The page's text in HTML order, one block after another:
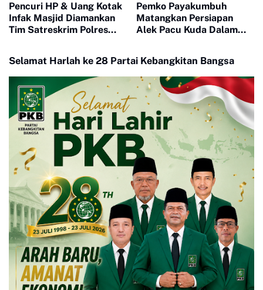
Pencuri HP & Uang Kotak
Infak Masjid Diamankan
Tim Satreskrim Polres
Pemko Payakumbuh
Matangkan Persiapan
Alek Pacu Kuda Dalam
Selamat Harlah ke 28 Partai Kebangkitan Bangsa